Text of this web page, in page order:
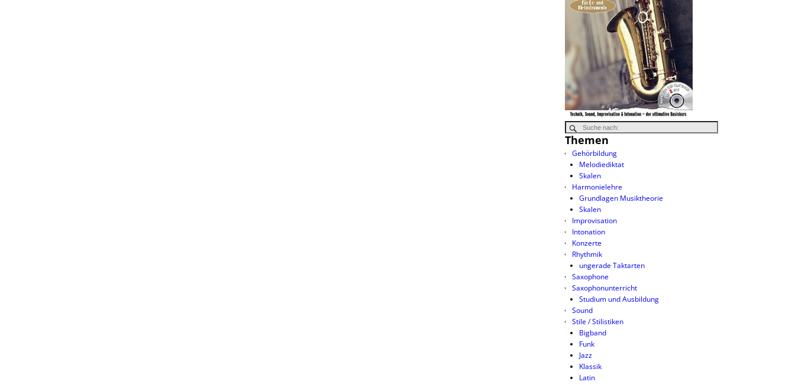
Themen
Gehörbildung
Melodiediktat
Skalen
Harmonielehre
Grundlagen Musiktheorie
Skalen
Improvisation
Intonation
Konzerte
Rhythmik
ungerade Taktarten
Saxophone
Saxophonunterricht
Studium und Ausbildung
Sound
Stile / Stilistiken
Bigband
Funk
Jazz
Klassik
Latin